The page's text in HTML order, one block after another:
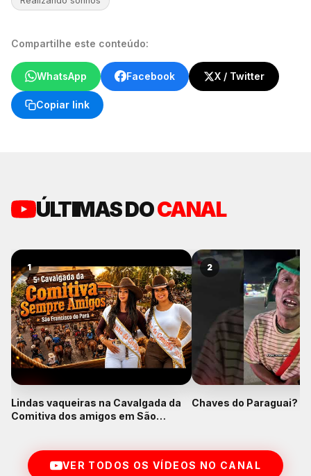
Compartilhe este conteúdo:
WhatsApp Facebook X / Twitter
Copiar link
ÚLTIMAS DOCANAL
1
Lindas vaqueiras na Cavalgada da
Comitiva dos amigos em São
2
Chaves do Paraguai?
VER TODOS OS VÍDEOS NO CANAL